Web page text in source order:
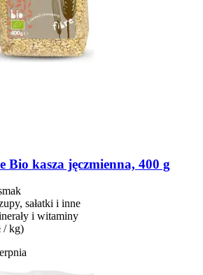
Bio kasza jęczmienna, 400 g
sałatki i inne
i witaminy
/ kg)